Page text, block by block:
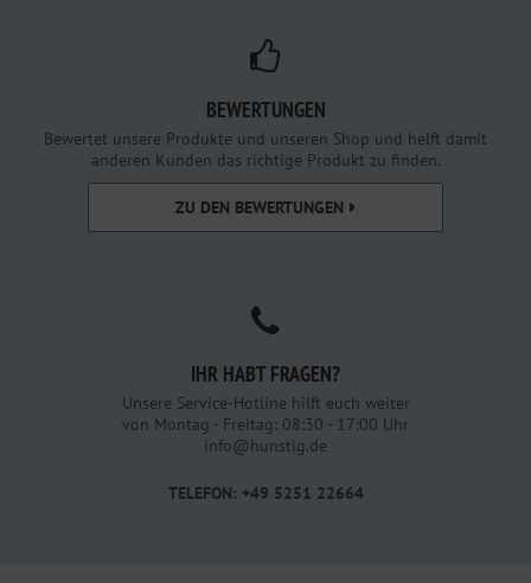
BEWERTUNGEN
Bewertet unsere Produkte und unseren Shop und helft damit
anderen Kunden das richtige Produkt zu finden.
ZU DEN BEWERTUNGEN
IHR HABT FRAGEN?
Unsere Service-Hotline hilft euch weiter
von Montag - Freitag: 08:30 - 17:00 Uhr
info@hunstig.de
TELEFON: +49 5251 22664